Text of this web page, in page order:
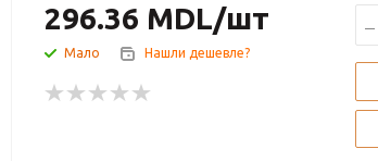
296.36 MDL/шт
Мало Нашли дешевле?